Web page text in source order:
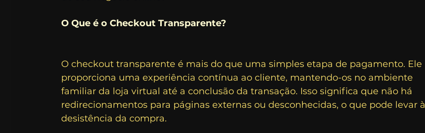
O Que é o Checkout Transparente?
O checkout transparente é mais do que uma simples etapa de pagamento. Ele
proporciona uma experiência contínua ao cliente, mantendo-os no ambiente
familiar da loja virtual até a conclusão da transação. Isso significa que não há
redirecionamentos para páginas externas ou desconhecidas, o que pode levar à
desistência da compra.